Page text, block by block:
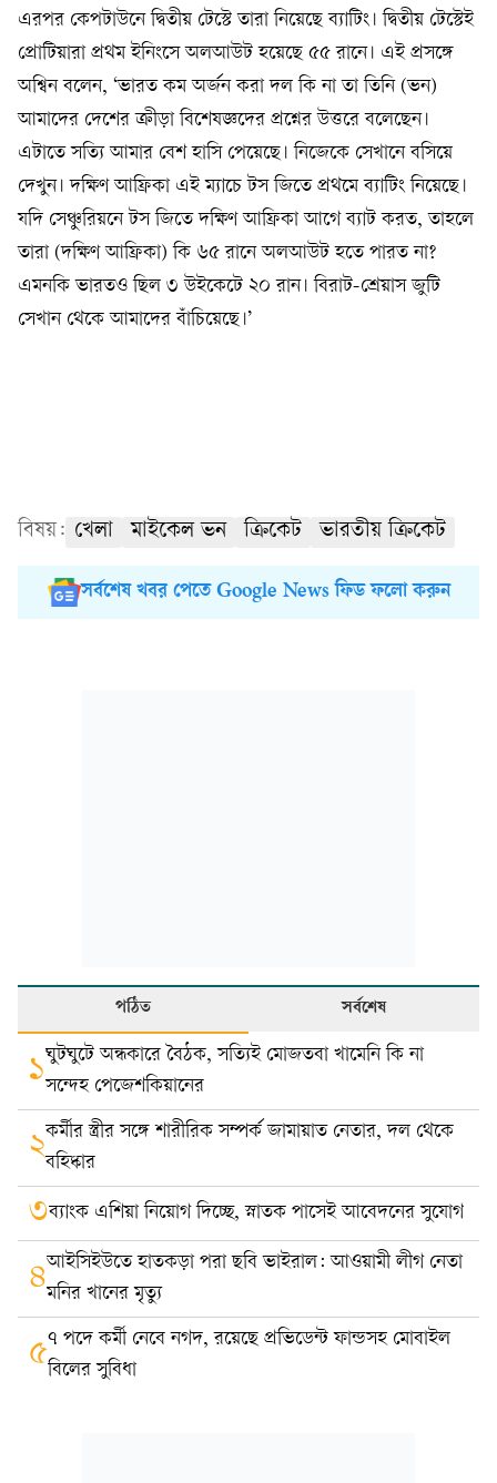
এরপর কেপটাউনে দ্বিতীয় টেস্টে তারা নিয়েছে ব্যাটিং। দ্বিতীয় টেস্টেই
প্রোটিয়ারা প্রথম ইনিংসে অলআউট হয়েছে ৫৫ রানে। এই প্রসঙ্গে
অশ্বিন বলেন, ‘ভারত কম অর্জন করা দল কি না তা তিনি (ভন)
আমাদের দেশের ক্রীড়া বিশেষজ্ঞদের প্রশ্নের উত্তরে বলেছেন।
এটাতে সত্যি আমার বেশ হাসি পেয়েছে। নিজেকে সেখানে বসিয়ে
দেখুন। দক্ষিণ আফ্রিকা এই ম্যাচে টস জিতে প্রথমে ব্যাটিং নিয়েছে।
যদি সেঞ্চুরিয়নে টস জিতে দক্ষিণ আফ্রিকা আগে ব্যাট করত, তাহলে
তারা (দক্ষিণ আফ্রিকা) কি ৬৫ রানে অলআউট হতে পারত না?
এমনকি ভারতও ছিল ৩ উইকেটে ২০ রান। বিরাট-শ্রেয়াস জুটি
সেখান থেকে আমাদের বাঁচিয়েছে।’
বিষয়: খেলা মাইকেল ভন ক্রিকেট ভারতীয় ক্রিকেট
সর্বশেষ খবর পেতে Google News ফিড ফলো করুন
পঠিত সর্বশেষ
১ঘুটঘুটে অন্ধকারে বৈঠক, সত্যিই মোজতবা খামেনি কি না
সন্দেহ পেজেশকিয়ানের
২কর্মীর স্ত্রীর সঙ্গে শারীরিক সম্পর্ক জামায়াত নেতার, দল থেকে
বহিষ্কার
৩ব্যাংক এশিয়া নিয়োগ দিচ্ছে, স্নাতক পাসেই আবেদনের সুযোগ
৪আইসিইউতে হাতকড়া পরা ছবি ভাইরাল: আওয়ামী লীগ নেতা
মনির খানের মৃত্যু
৫৭ পদে কর্মী নেবে নগদ, রয়েছে প্রভিডেন্ট ফান্ডসহ মোবাইল
বিলের সুবিধা